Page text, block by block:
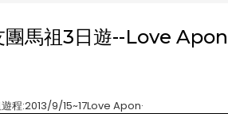
團馬祖3日遊--Love Apon
程:2013/9/15~17Love Apon·